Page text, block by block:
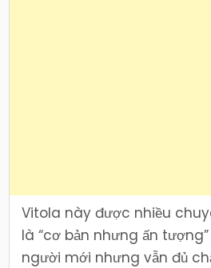
Vitola này được nhiều
là “cơ bản nhưng ấn
người mới nhưng vẫn đủ